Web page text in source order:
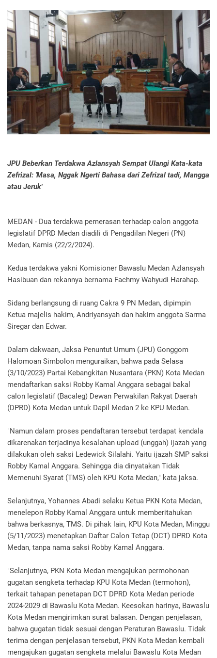
JPU Beberkan Terdakwa Azlansyah Sempat Ulangi Kata-kata
Zefrizal: 'Masa, Nggak Ngerti Bahasa dari Zefrizal tadi, Mangga
atau Jeruk'
MEDAN - Dua terdakwa pemerasan terhadap calon anggota
legislatif DPRD Medan diadili di Pengadilan Negeri (PN)
Medan, Kamis (22/2/2024).
Kedua terdakwa yakni Komisioner Bawaslu Medan Azlansyah
Hasibuan dan rekannya bernama Fachmy Wahyudi Harahap.
Sidang berlangsung di ruang Cakra 9 PN Medan, dipimpin
Ketua majelis hakim, Andriyansyah dan hakim anggota Sarma
Siregar dan Edwar.
Dalam dakwaan, Jaksa Penuntut Umum (JPU) Gonggom
Halomoan Simbolon menguraikan, bahwa pada Selasa
(3/10/2023) Partai Kebangkitan Nusantara (PKN) Kota Medan
mendaftarkan saksi Robby Kamal Anggara sebagai bakal
calon legislatif (Bacaleg) Dewan Perwakilan Rakyat Daerah
(DPRD) Kota Medan untuk Dapil Medan 2 ke KPU Medan.
"Namun dalam proses pendaftaran tersebut terdapat kendala
dikarenakan terjadinya kesalahan upload (unggah) ijazah yang
dilakukan oleh saksi Ledewick Silalahi. Yaitu ijazah SMP saksi
Robby Kamal Anggara. Sehingga dia dinyatakan Tidak
Memenuhi Syarat (TMS) oleh KPU Kota Medan," kata jaksa.
Selanjutnya, Yohannes Abadi selaku Ketua PKN Kota Medan,
menelepon Robby Kamal Anggara untuk memberitahukan
bahwa berkasnya, TMS. Di pihak lain, KPU Kota Medan, Minggu
(5/11/2023) menetapkan Daftar Calon Tetap (DCT) DPRD Kota
Medan, tanpa nama saksi Robby Kamal Anggara.
"Selanjutnya, PKN Kota Medan mengajukan permohonan
gugatan sengketa terhadap KPU Kota Medan (termohon),
terkait tahapan penetapan DCT DPRD Kota Medan periode
2024-2029 di Bawaslu Kota Medan. Keesokan harinya, Bawaslu
Kota Medan mengirimkan surat balasan. Dengan penjelasan,
bahwa gugatan tidak sesuai dengan Peraturan Bawaslu. Tidak
terima dengan penjelasan tersebut, PKN Kota Medan kembali
mengajukan gugatan sengketa melalui Bawaslu Kota Medan